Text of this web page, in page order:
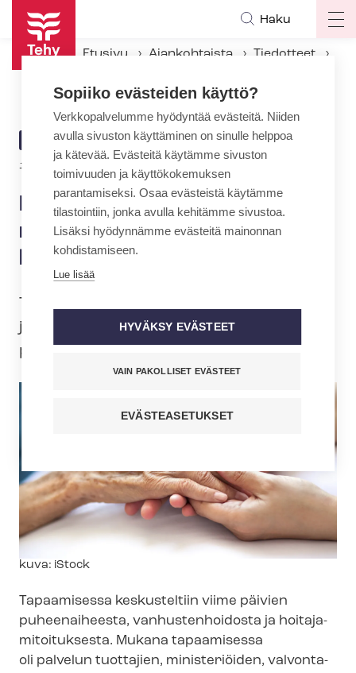
Hyppää
pääsisältöön
Haku
Etusivu Ajankohtaista
Tiedotteet
ARTIKKELIN
KATEGORIA
TIEDOTE
1.2.2019 | 12:36
Epäkohtia päätettiin kitkeä,
myös lainsäädäntöä
kiristettävä
Tehy keskusteli ministeri Saarikon
johdolla vanhuspalveluiden laadun
parantamisesta tänään Säätytalolla.
Kuvateksti
kuva: iStock
Tapaamisessa keskusteltiin viime päivien
puheenaiheesta, vanhustenhoidosta ja hoi­ta­ja­
mi­toi­tuk­ses­ta. Mukana tapaamisessa
oli palvelun tuottajien, ministeriöiden, val­von­ta­
Sopiiko evästeiden käyttö?
Verkkopalvelumme hyödyntää evästeitä. Niiden
avulla sivuston käyttäminen on sinulle helppoa
ja kätevää. Evästeitä käytämme sivuston
toimivuuden ja käyttökokemuksen
parantamiseksi. Osaa evästeistä käytämme
tilastointiin, jonka avulla kehitämme sivustoa.
Lisäksi hyödynnämme evästeitä mainonnan
kohdistamiseen.
Lue lisää
HYVÄKSY EVÄSTEET
VAIN PAKOLLISET EVÄSTEET
EVÄSTEASETUKSET